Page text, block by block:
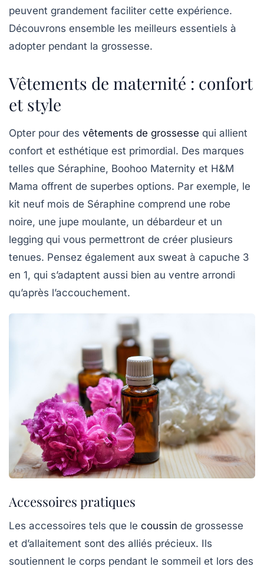
peuvent grandement faciliter cette expérience.
Découvrons ensemble les meilleurs essentiels à
adopter pendant la grossesse.
Vêtements de maternité : confort
et style
Opter pour des vêtements de grossesse qui allient
confort et esthétique est primordial. Des marques
telles que Séraphine, Boohoo Maternity et H&M
Mama offrent de superbes options. Par exemple, le
kit neuf mois de Séraphine comprend une robe
noire, une jupe moulante, un débardeur et un
legging qui vous permettront de créer plusieurs
tenues. Pensez également aux sweat à capuche 3
en 1, qui s’adaptent aussi bien au ventre arrondi
qu’après l’accouchement.
Accessoires pratiques
Les accessoires tels que le coussin de grossesse
et d’allaitement sont des alliés précieux. Ils
soutiennent le corps pendant le sommeil et lors des